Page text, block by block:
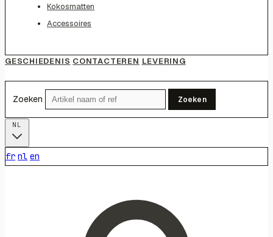
Kokosmatten
Accessoires
GESCHIEDENIS CONTACTEREN LEVERING
Zoeken Zoeken
fr nl en